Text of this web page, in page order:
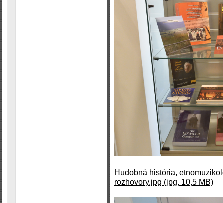
Hudobná história,
rozhovory.jpg (jpg, 10,5 MB)